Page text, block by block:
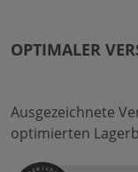
OPTIMALER
Ausgezeichnete
optimierten